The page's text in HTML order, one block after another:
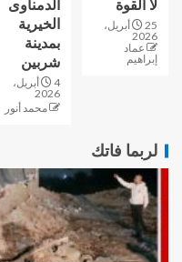
لا القوة
25 أبريل،
2026
عماد
إبراهيم
الدمناوى
الخيرية
بمدينة
شربين
4 أبريل،
2026
محمد أنور
لربما فاتك